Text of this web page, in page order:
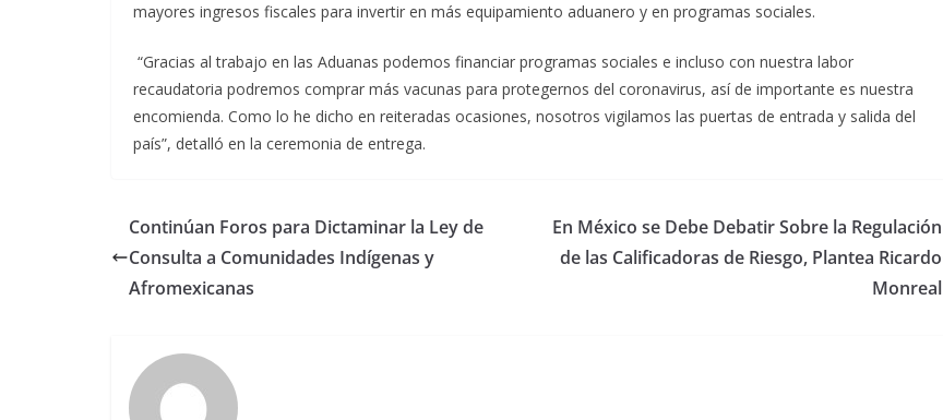
mayores ingresos fiscales para invertir en más equipamiento aduanero y en programas sociales.
“Gracias al trabajo en las Aduanas podemos financiar programas sociales e incluso con nuestra labor
recaudatoria podremos comprar más vacunas para protegernos del coronavirus, así de importante es nuestra
encomienda. Como lo he dicho en reiteradas ocasiones, nosotros vigilamos las puertas de entrada y salida del
país”, detalló en la ceremonia de entrega.
Continúan Foros para Dictaminar la Ley de
Consulta a Comunidades Indígenas y
Afromexicanas
En México se Debe Debatir Sobre la Regulación
de las Calificadoras de Riesgo, Plantea Ricardo
Monreal